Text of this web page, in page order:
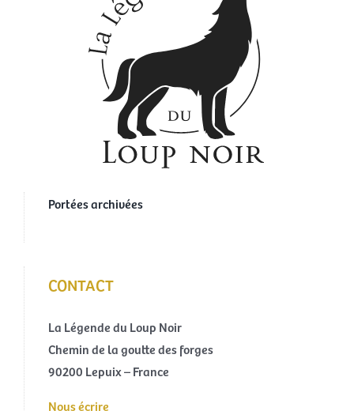
Portées archivées
CONTACT
La Légende du Loup Noir
Chemin de la goutte des forges
90200 Lepuix – France
Nous écrire